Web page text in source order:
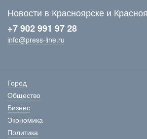
Новости в Красноярске и
+7 902 991 97 28
info@press-line.ru
Город
Общество
Бизнес
Экономика
Политика